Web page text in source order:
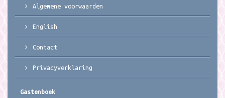
Algemene voorwaarden
English
Contact
Privacyverklaring
Gastenboek